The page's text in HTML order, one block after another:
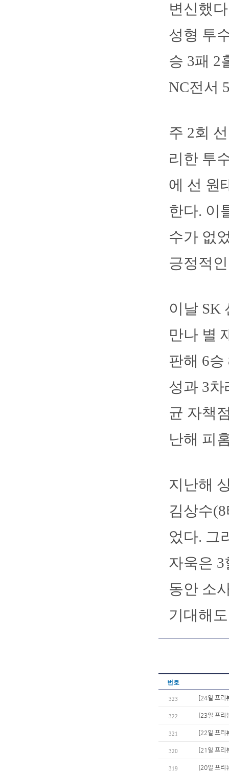
변신했
성형 투
승 3패 2
NC전서
주 2회
리한 투
에 선 원
한다. 이
수가 없
긍정적
이날 SK
만나 별
판해 6승
성과 3차
균 자책
난해 피
지난해
김상수
었다. 그
자욱은
동안 소
기대해
번호
323 [24일 프리
322 [23일 프리
321 [22일 프리
320 [21일 프리
319 [20일 프리